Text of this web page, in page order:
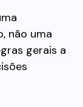
não uma
gerais a